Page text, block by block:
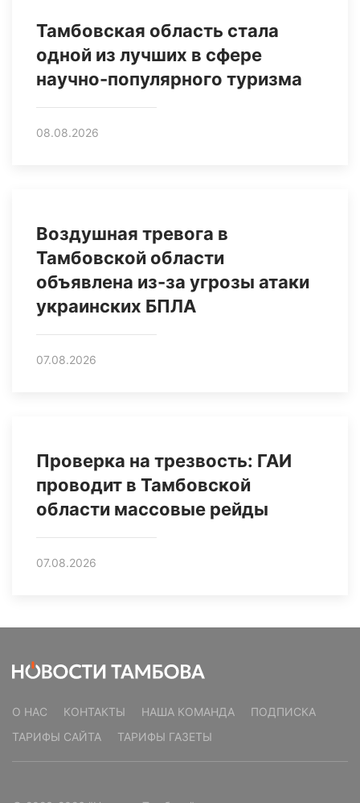
Тамбовская область стала
одной из лучших в сфере
научно-популярного туризма
08.08.2026
Воздушная тревога в
Тамбовской области
объявлена из-за угрозы атаки
украинских БПЛА
07.08.2026
Проверка на трезвость: ГАИ
проводит в Тамбовской
области массовые рейды
07.08.2026
О НАС КОНТАКТЫ НАША КОМАНДА
ПОДПИСКА
ТАРИФЫ САЙТА
ТАРИФЫ ГАЗЕТЫ